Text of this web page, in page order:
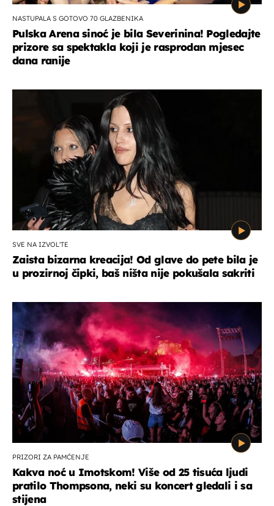
NASTUPALA S GOTOVO 70 GLAZBENIKA
Pulska Arena sinoć je bila Severinina! Pogledajte
prizore sa spektakla koji je rasprodan mjesec
dana ranije
SVE NA IZVOL'TE
Zaista bizarna kreacija! Od glave do pete bila je
u prozirnoj čipki, baš ništa nije pokušala sakriti
PRIZORI ZA PAMĆENJE
Kakva noć u Imotskom! Više od 25 tisuća ljudi
pratilo Thompsona, neki su koncert gledali i sa
stijena